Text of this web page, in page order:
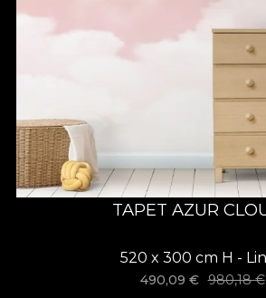
TAPET AZUR
520 x 300 cm H -
490,09€ 980,18€